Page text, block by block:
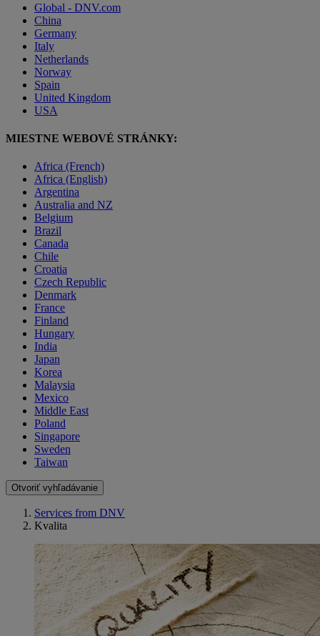
Global - DNV.com
China
Germany
Italy
Netherlands
Norway
Spain
United Kingdom
USA
MIESTNE WEBOVÉ STRÁNKY:
Africa (French)
Africa (English)
Argentina
Australia and NZ
Belgium
Brazil
Canada
Chile
Croatia
Czech Republic
Denmark
France
Finland
Hungary
India
Japan
Korea
Malaysia
Mexico
Middle East
Poland
Singapore
Sweden
Taiwan
Otvoriť vyhľadávanie
Services from DNV
Kvalita